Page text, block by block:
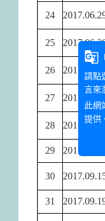
24
25
26
27
2017.08.16
28
2017.09.08
29
2017.09.11
30
31
g_translate
請點
言來
此網
提供